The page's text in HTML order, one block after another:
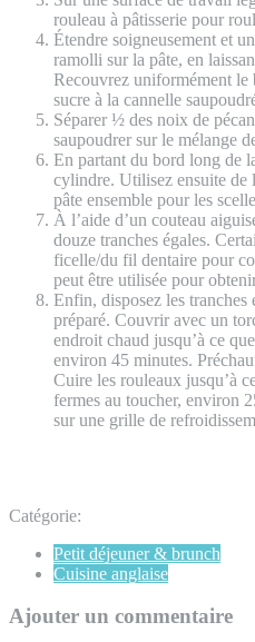
rouleau à pâtisserie pour
Étendre soigneusement et
ramolli sur la pâte, en
Recouvrez uniformément le
sucre à la cannelle
Séparer ½ des noix de
saupoudrer sur le mélange
En partant du bord long de
cylindre. Utilisez ensuite de
pâte ensemble pour les
À l’aide d’un couteau
douze tranches égales.
ficelle/du fil dentaire pour
peut être utilisée pour
Enfin, disposez les tranches
préparé. Couvrir avec un
endroit chaud jusqu’à ce
environ 45 minutes.
Cuire les rouleaux jusqu’à
fermes au toucher, environ
sur une grille de
Catégorie:
Petit déjeuner & brunch
Cuisine anglaise
Ajouter un commentaire